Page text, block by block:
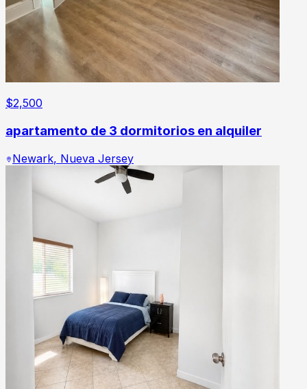
$2,500
apartamento de 3 dormitorios en alquiler
Newark, Nueva Jersey